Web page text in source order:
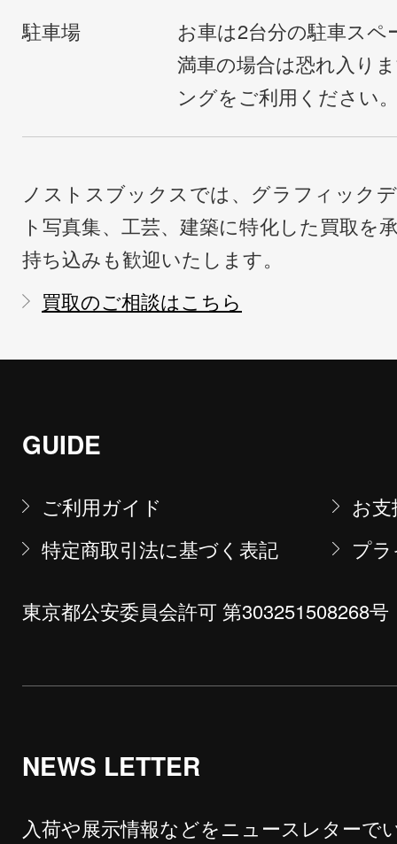
駐車場
お車は2台分の駐車ス
満車の場合は恐れ入り
ングをご利用ください
ノストスブックスでは、グラフィック
ト写真集、工芸、建築に特化した買取を
持ち込みも歓迎いたします。
買取のご相談はこちら
GUIDE
ご利用ガイド
お
特定商取引法に基づく表記
プ
東京都公安委員会許可 第303251508268号
NEWS LETTER
入荷や展示情報などをニュースレターで